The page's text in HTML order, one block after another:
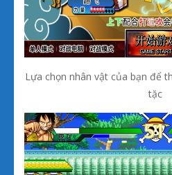
Lựa chọn nhân vật của bạn để
tặc